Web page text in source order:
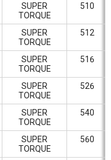
SUPER
TORQUE
510
SUPER
TORQUE
512
SUPER
TORQUE
516
SUPER
TORQUE
526
SUPER
TORQUE
540
SUPER
TORQUE
560